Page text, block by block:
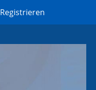
Registrieren